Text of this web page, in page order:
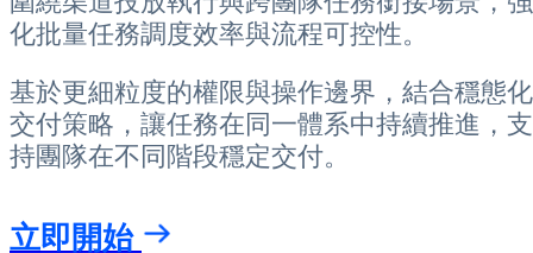
化批量任務調度效率與流程可控性。
基於更細粒度的權限與操作邊界，結合穩態化
交付策略，讓任務在同一體系中持續推進，支
持團隊在不同階段穩定交付。
立即開始